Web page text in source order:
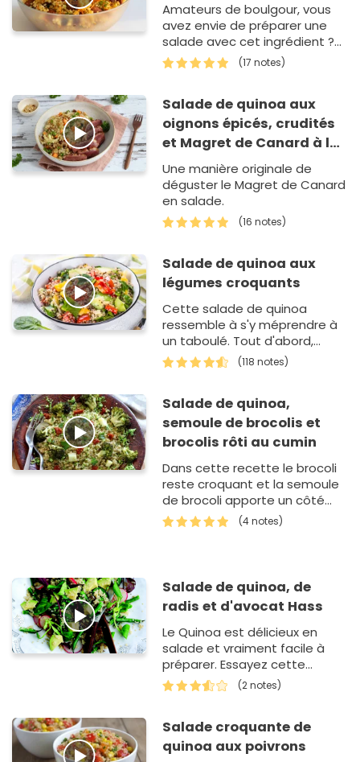
Amateurs de boulgour, vous
avez envie de préparer une
salade avec cet ingrédient ?
Pas la peine de vous creuser la
tête, vous venez de trouver l…
(17 notes)
Salade de quinoa aux
oignons épicés, crudités
et Magret de Canard à la
plancha
Une manière originale de
déguster le Magret de Canard
en salade.
(16 notes)
Salade de quinoa aux
légumes croquants
Cette salade de quinoa
ressemble à s'y méprendre à
un taboulé. Tout d'abord,
commencez par faire cuire le
quinoa pendant un peu plus
(118 notes)
Salade de quinoa,
semoule de brocolis et
brocolis rôti au cumin
Dans cette recette le brocoli
reste croquant et la semoule
de brocoli apporte un côté
frais et végétal au quinoa.
(4 notes)
Salade de quinoa, de
radis et d'avocat Hass
Le Quinoa est délicieux en
salade et vraiment facile à
préparer. Essayez cette
recette qui combine des radis
croquants, des haricots verts
(2 notes)
Salade croquante de
quinoa aux poivrons